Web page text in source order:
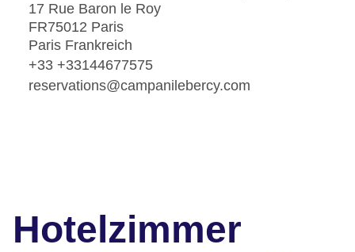
17 Rue Baron le Roy
FR75012 Paris
Paris Frankreich
+33 +33144677575
reservations@campanilebercy.com
Hotelzimmer